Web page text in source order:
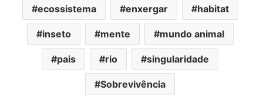
ecossistema enxergar habitat
inseto mente mundo animal
pais rio singularidade
Sobrevivência